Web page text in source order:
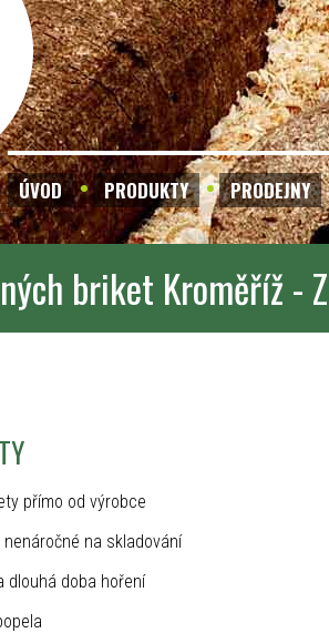
ÚVOD PRODUKTY PRODEJNY
briket Kroměříž -
přímo od výrobce
na skladování
dlouhá doba hoření